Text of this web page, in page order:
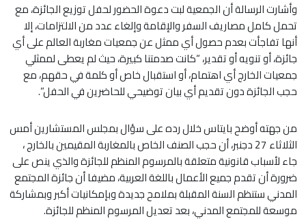
وأشارت الرسالة أن الجمعية لبت دعوة الحضور لحفل توزيع الجائزة، مع
تحمل كامل مصاريف السفر والإقامة وإلغاء عدد من الالتزامات، إلا
أنها تفاجأت بعدم حصول أي ممثل عن جمعيات مغاربة العالم على أي
جائزة، أو تنويه أو تقدير، “كانت صدمتنا كبيرة، حيث لم يعطى لممثلي
جمعيات الخارج أي اهتمام، أو استقبال خاص أو كلمة في حقهم، مع
حجب الجائزة دون تقديم أي بيان توضيحي للحاضرين في الحفل”.
من جهته أوضح بايتاس خلال رده على سؤال بمجلس المستشارين أمس
الثلاثاء 27 دجنبر، أن حجب الصنف الخاص بالمغاربة المقيمين بالخارج ،
جاء لأسباب قانونية متعلقة بالمرسوم المنظم للجائزة والذي ينص على
ضرورة أن تقدم جميع الأعمال باللغة العربية، مضيفا أن جائزة المجتمع
المدني ستنظم السنة المقبلة بملامح جديدة وبإمكانيات أكبر وبمشاركة
موسعة للمجتمع المدني، بعد تعديل المرسوم المنظم للجائزة.